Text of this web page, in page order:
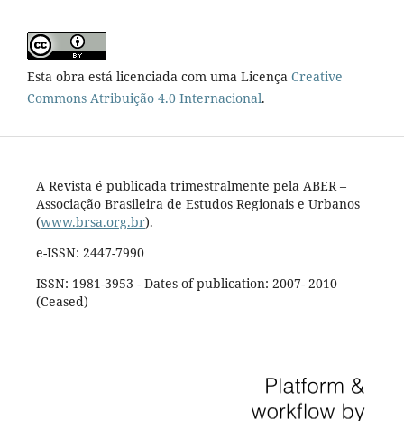
Esta obra está licenciada com uma Licença Creative
Commons Atribuição 4.0 Internacional.
A Revista é publicada trimestralmente pela ABER –
Associação Brasileira de Estudos Regionais e Urbanos
(www.brsa.org.br).
e-ISSN: 2447-7990
ISSN: 1981-3953 - Dates of publication: 2007- 2010
(Ceased)